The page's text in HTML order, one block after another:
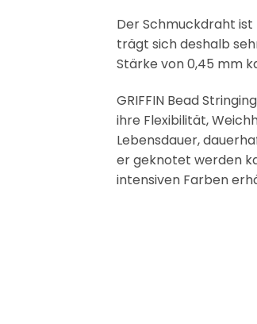
Der Schmuckdraht
trägt sich deshalb
Stärke von 0,45 mm
GRIFFIN Bead
ihre Flexibilität,
Lebensdauer,
er geknotet werden
intensiven Farben